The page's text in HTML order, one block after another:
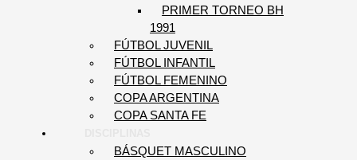
PRIMER TORNEO BH
1991
FÚTBOL JUVENIL
FÚTBOL INFANTIL
FÚTBOL FEMENINO
COPA ARGENTINA
COPA SANTA FE
BÁSQUET MASCULINO